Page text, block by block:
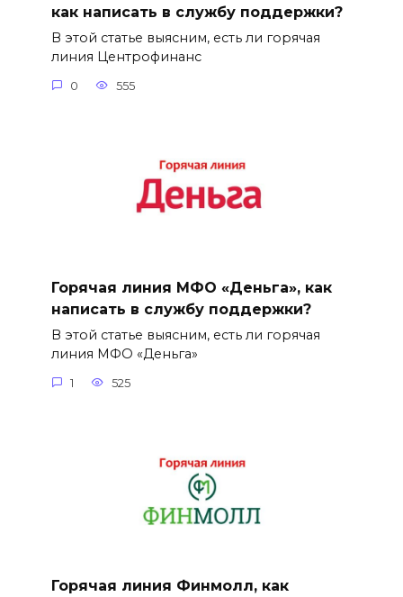
как написать в службу поддержки?
В этой статье выясним, есть ли горячая
линия Центрофинанс
0 555
Горячая линия МФО «Деньга», как
написать в службу поддержки?
В этой статье выясним, есть ли горячая
линия МФО «Деньга»
1 525
Горячая линия Финмолл, как